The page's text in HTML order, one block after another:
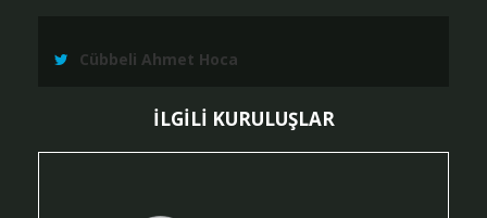
Cübbeli Ahmet Hoca
İLGİLİ KURULUŞLAR